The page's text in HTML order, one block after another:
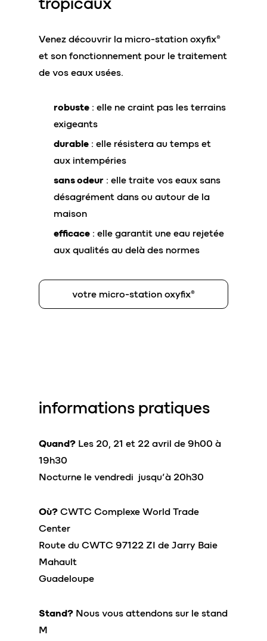
Venez découvrir la micro-station oxyfix®
et son fonctionnement pour le traitement
de vos eaux usées.
robuste : elle ne craint pas les terrains
exigeants
durable : elle résistera au temps et
aux intempéries
sans odeur : elle traite vos eaux sans
désagrément dans ou autour de la
maison
efficace : elle garantit une eau rejetée
aux qualités au delà des normes
votre micro-station oxyfix®
informations pratiques
Quand? Les 20, 21 et 22 avril de 9h00 à
19h30
Nocturne le vendredi jusqu’à 20h30
Où? CWTC Complexe World Trade
Center
Route du CWTC 97122 ZI de Jarry Baie
Mahault
Guadeloupe
Stand? Nous vous attendons sur le stand
M